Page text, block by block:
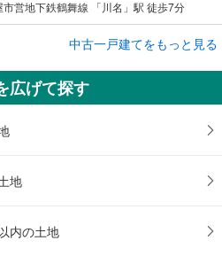
市営地下鉄鶴舞線 「川名」駅 徒歩7分
市昭和区川原通3丁目
円
S
積 55.38m
中古一戸建てをもっと見る
広げて探す
地
内の土地